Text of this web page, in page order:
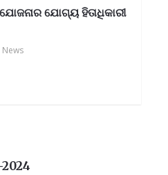
ଯୋଗ୍ୟ ହିତାଧିକାରୀ
News